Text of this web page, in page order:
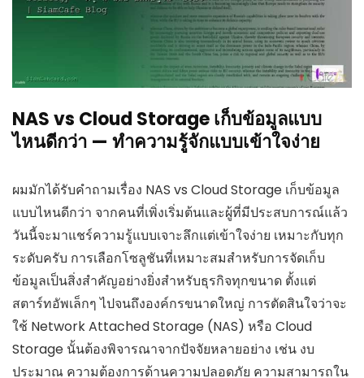
NAS vs Cloud Storage เก็บข้อมูลแบบ
ไหนดีกว่า — ทำความรู้จักแบบเข้าใจง่าย
ผมมักได้รับคำถามเรื่อง NAS vs Cloud Storage เก็บข้อมูล
แบบไหนดีกว่า จากคนที่เพิ่งเริ่มต้นและผู้ที่มีประสบการณ์แล้ว
วันนี้จะมาแชร์ความรู้แบบเจาะลึกแต่เข้าใจง่าย เหมาะกับทุก
ระดับครับ การเลือกโซลูชันที่เหมาะสมสำหรับการจัดเก็บ
ข้อมูลเป็นสิ่งสำคัญอย่างยิ่งสำหรับธุรกิจทุกขนาด ตั้งแต่
สตาร์ทอัพเล็กๆ ไปจนถึงองค์กรขนาดใหญ่ การตัดสินใจว่าจะ
ใช้ Network Attached Storage (NAS) หรือ Cloud
Storage นั้นต้องพิจารณาจากปัจจัยหลายอย่าง เช่น งบ
ประมาณ ความต้องการด้านความปลอดภัย ความสามารถใน